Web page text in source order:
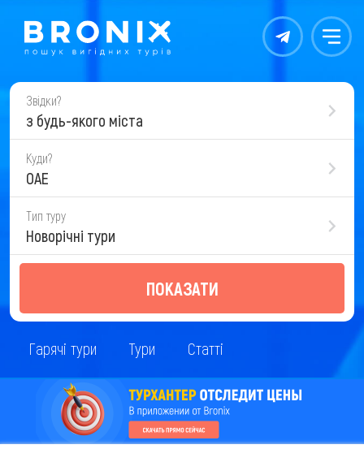
Контакты Меню
Звідки?
з будь-якого міста
Куди?
ОАЕ
Тип туру
Новорічні тури
ПОКАЗАТИ
Гарячі тури Тури Статті